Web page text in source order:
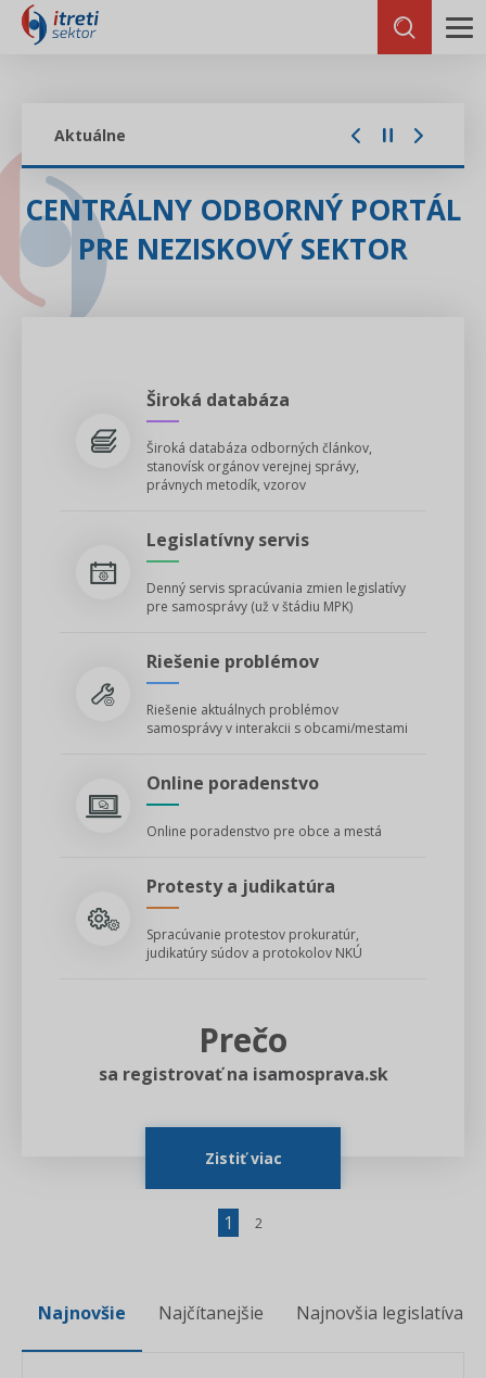
Aktuálne
CENTRÁLNY ODBORNÝ PORTÁL
PRE NEZISKOVÝ SEKTOR
Široká databáza
Široká databáza odborných článkov,
stanovísk orgánov verejnej správy,
právnych metodík, vzorov
Legislatívny servis
Denný servis spracúvania zmien legislatívy
pre samosprávy (už v štádiu MPK)
Riešenie problémov
Riešenie aktuálnych problémov
samosprávy v interakcii s obcami/mestami
Online poradenstvo
Online poradenstvo pre obce a mestá
Protesty a judikatúra
Spracúvanie protestov prokuratúr,
judikatúry súdov a protokolov NKÚ
Prečo
sa registrovať na isamosprava.sk
Zistiť viac
isamosprava.sk ꟾ i3 právo
Odpovede nájdete u nás - prípadové
štúdie, články a poradenstvo
starostov/primátorov, poslancov
Legislatívne správy pre každého
- len u nás
LEGISLATIVA
1 2
Najnovšie Najčítanejšie Najnovšia legislatíva